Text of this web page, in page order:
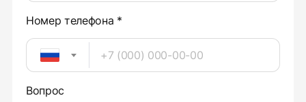
Номер телефона *
Вопрос